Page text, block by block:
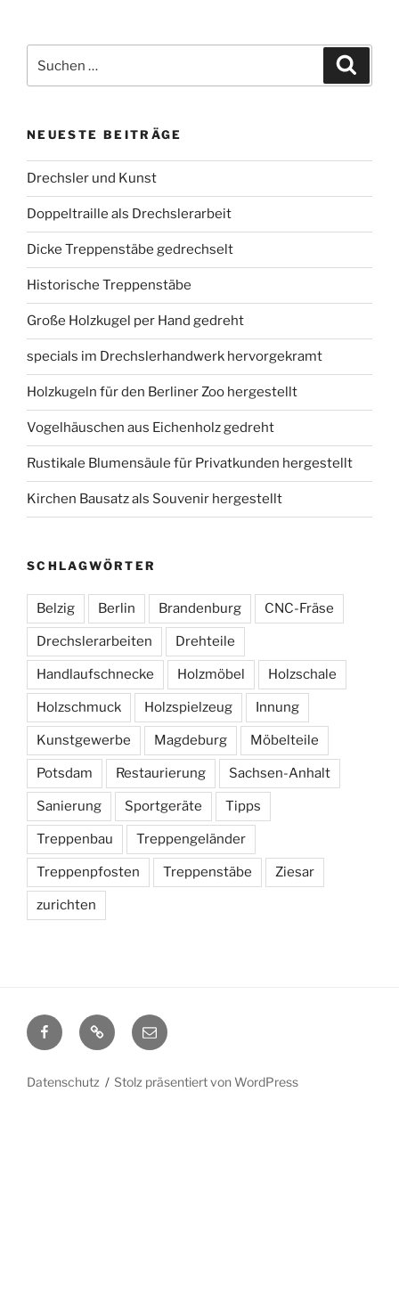
nach:
NEUESTE BEITRÄGE
Drechsler und Kunst
Doppeltraille als Drechslerarbeit
Dicke Treppenstäbe gedrechselt
Historische Treppenstäbe
Große Holzkugel per Hand gedreht
specials im Drechslerhandwerk hervorgekramt
Holzkugeln für den Berliner Zoo hergestellt
Vogelhäuschen aus Eichenholz gedreht
Rustikale Blumensäule für Privatkunden hergestellt
Kirchen Bausatz als Souvenir hergestellt
SCHLAGWÖRTER
Belzig Berlin Brandenburg CNC-Fräse
Drechslerarbeiten Drehteile
Handlaufschnecke Holzmöbel Holzschale
Holzschmuck Holzspielzeug Innung
Kunstgewerbe Magdeburg Möbelteile
Potsdam Restaurierung Sachsen-Anhalt
Sanierung Sportgeräte Tipps
Treppenbau Treppengeländer
Treppenpfosten Treppenstäbe Ziesar
zurichten
facebookWordPress
mail
Datenschutz Stolz präsentiert von WordPress